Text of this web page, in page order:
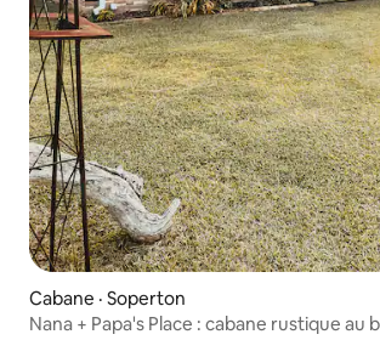
Cabane · Soperton
Nana + Papa's Place : cabane rustique au